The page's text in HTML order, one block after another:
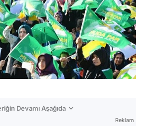
Devamı Aşağıda
Reklam